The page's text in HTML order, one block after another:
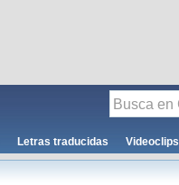
Letras traducidas Videoclips